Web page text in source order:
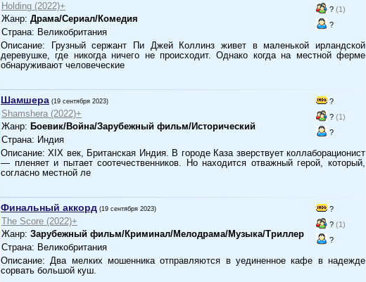
? (1)
?
Holding (2022)+
Жанр: Драма/Сериал/Комедия
Страна: Великобритания
Описание: Грузный сержант Пи Джей Коллинз живет в маленькой ирландской
деревушке, где никогда ничего не происходит. Однако когда на местной ферме
обнаруживают человеческие
?
? (1)
?
Шамшера (19 сентября 2023)
Shamshera (2022)+
Жанр: Боевик/Война/Зарубежный фильм/Исторический
Страна: Индия
Описание: XIX век, Британская Индия. В городе Каза зверствует коллаборационист
— пленяет и пытает соотечественников. Но находится отважный герой, который,
согласно местной ле
?
? (1)
?
Финальный аккорд (19 сентября 2023)
The Score (2022)+
Жанр: Зарубежный фильм/Криминал/Мелодрама/Музыка/Триллер
Страна: Великобритания
Описание: Два мелких мошенника отправляются в уединенное кафе в надежде
сорвать большой куш.